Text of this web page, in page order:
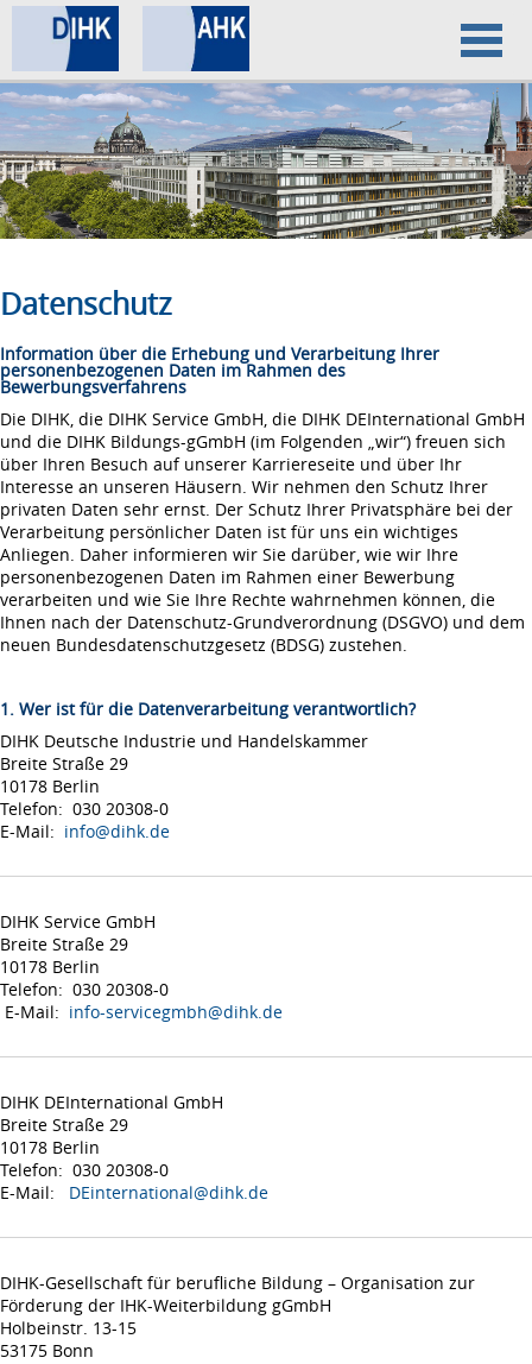
Home
Datenschutz
Impressum
Datenschutz
Information über die Erhebung und Verarbeitung Ihrer
personenbezogenen Daten im Rahmen des
Bewerbungsverfahrens
Die DIHK, die DIHK Service GmbH, die DIHK DEInternational GmbH
und die DIHK Bildungs-gGmbH (im Folgenden „wir“) freuen sich
über Ihren Besuch auf unserer Karriereseite und über Ihr
Interesse an unseren Häusern. Wir nehmen den Schutz Ihrer
privaten Daten sehr ernst. Der Schutz Ihrer Privatsphäre bei der
Verarbeitung persönlicher Daten ist für uns ein wichtiges
Anliegen. Daher informieren wir Sie darüber, wie wir Ihre
personenbezogenen Daten im Rahmen einer Bewerbung
verarbeiten und wie Sie Ihre Rechte wahrnehmen können, die
Ihnen nach der Datenschutz-Grundverordnung (DSGVO) und dem
neuen Bundesdatenschutzgesetz (BDSG) zustehen.
1. Wer ist für die Datenverarbeitung verantwortlich?
DIHK Deutsche Industrie und Handelskammer
Breite Straße 29
10178 Berlin
Telefon: 030 20308-0
E-Mail: info@dihk.de
DIHK Service GmbH
Breite Straße 29
10178 Berlin
Telefon: 030 20308-0
E-Mail: info-servicegmbh@dihk.de
DIHK DEInternational GmbH
Breite Straße 29
10178 Berlin
Telefon: 030 20308-0
E-Mail: DEinternational@dihk.de
DIHK-Gesellschaft für berufliche Bildung – Organisation zur
Förderung der IHK-Weiterbildung gGmbH
Holbeinstr. 13-15
53175 Bonn